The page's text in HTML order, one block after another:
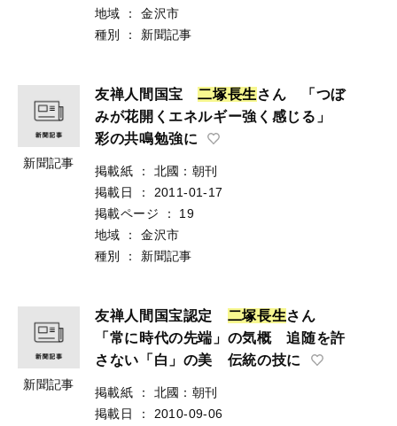
地域
：
金沢市
種別
： 新聞記事
新聞記事
友禅人間国宝二塚長生 さん 「つぼ
みが花開くエネルギー強く感じる」
彩の共鳴勉強に
掲載紙 ：
北國：朝刊
掲載日
：
2011-01-17
掲載ページ
：
19
地域
：
金沢市
種別
： 新聞記事
新聞記事
友禅人間国宝認定 二塚長生さん
「常に時代の先端」の気概 追随を許
さない「白」の美 伝統の技に
掲載紙 ：
北國：朝刊
掲載日
：
2010-09-06